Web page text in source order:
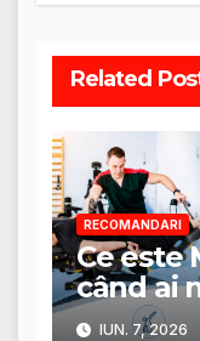
Related
RECOMANDARI
Ce este
când ai
IUN. 7, 2026